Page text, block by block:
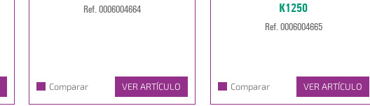
Ref. 0006004664
Comparar VER ARTÍCULO
K1250
Ref. 0006004665
Comparar VER ARTÍCULO